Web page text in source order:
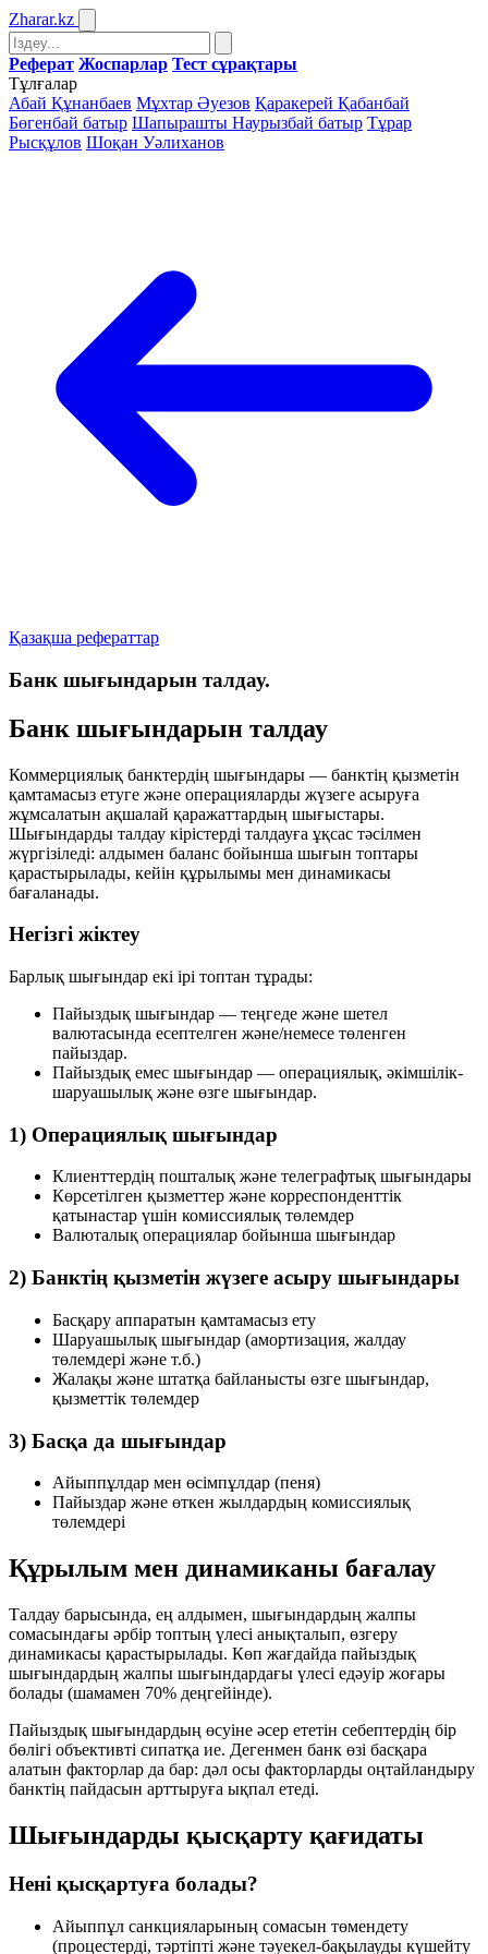
Zharar.kz
Реферат Жоспарлар Тест сұрақтары
Тұлғалар
Абай Құнанбаев Мұхтар Әуезов Қаракерей Қабанбай
Бөгенбай батыр Шапырашты Наурызбай батыр Тұрар
Рысқұлов Шоқан Уәлиханов
Қазақша рефераттар
Банк шығындарын талдау.
Банк шығындарын талдау
Коммерциялық банктердің шығындары — банктің қызметін
қамтамасыз етуге және операцияларды жүзеге асыруға
жұмсалатын ақшалай қаражаттардың шығыстары.
Шығындарды талдау кірістерді талдауға ұқсас тәсілмен
жүргізіледі: алдымен баланс бойынша шығын топтары
қарастырылады, кейін құрылымы мен динамикасы
бағаланады.
Негізгі жіктеу
Барлық шығындар екі ірі топтан тұрады:
Пайыздық шығындар — теңгеде және шетел
валютасында есептелген және/немесе төленген
пайыздар.
Пайыздық емес шығындар — операциялық, әкімшілік-
шаруашылық және өзге шығындар.
1) Операциялық шығындар
Клиенттердің пошталық және телеграфтық шығындары
Көрсетілген қызметтер және корреспонденттік
қатынастар үшін комиссиялық төлемдер
Валюталық операциялар бойынша шығындар
2) Банктің қызметін жүзеге асыру шығындары
Басқару аппаратын қамтамасыз ету
Шаруашылық шығындар (амортизация, жалдау
төлемдері және т.б.)
Жалақы және штатқа байланысты өзге шығындар,
қызметтік төлемдер
3) Басқа да шығындар
Айыппұлдар мен өсімпұлдар (пеня)
Пайыздар және өткен жылдардың комиссиялық
төлемдері
Құрылым мен динамиканы бағалау
Талдау барысында, ең алдымен, шығындардың жалпы
сомасындағы әрбір топтың үлесі анықталып, өзгеру
динамикасы қарастырылады. Көп жағдайда пайыздық
шығындардың жалпы шығындардағы үлесі едәуір жоғары
болады (шамамен 70% деңгейінде).
Пайыздық шығындардың өсуіне әсер ететін себептердің бір
бөлігі объективті сипатқа ие. Дегенмен банк өзі басқара
алатын факторлар да бар: дәл осы факторларды оңтайландыру
банктің пайдасын арттыруға ықпал етеді.
Шығындарды қысқарту қағидаты
Нені қысқартуға болады?
Айыппұл санкцияларының сомасын төмендету
(процестерді, тәртіпті және тәуекел-бақылауды күшейту